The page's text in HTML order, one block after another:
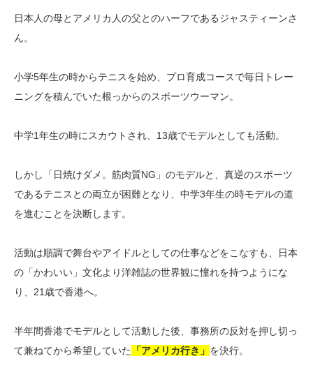
日本人の母とアメリカ人の父とのハーフであるジャスティーンさ
ん。
小学5年生の時からテニスを始め、プロ育成コースで毎日トレー
ニングを積んでいた根っからのスポーツウーマン。
中学1年生の時にスカウトされ、13歳でモデルとしても活動。
しかし「日焼けダメ。筋肉質NG」のモデルと、真逆のスポーツ
であるテニスとの両立が困難となり、中学3年生の時モデルの道
を進むことを決断します。
活動は順調で舞台やアイドルとしての仕事などをこなすも、日本
の「かわいい」文化より洋雑誌の世界観に憧れを持つようにな
り、21歳で香港へ。
半年間香港でモデルとして活動した後、事務所の反対を押し切っ
て兼ねてから希望していた
「アメリカ行き」 を決行。